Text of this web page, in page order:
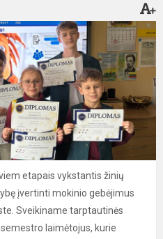
etapais vykstantis žinių
įvertinti mokinio gebėjimus
Sveikiname tarptautinės
laimėtojus, kurie